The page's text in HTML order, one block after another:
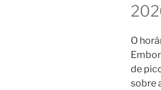
O
de
sobre